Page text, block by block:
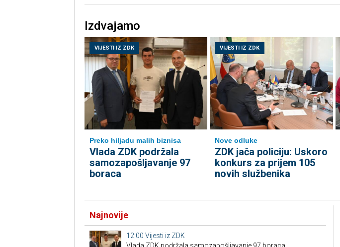
Izdvajamo
VIJESTI IZ ZDK
Preko hiljadu malih biznisa
Vlada ZDK podržala
samozapošljavanje 97
boraca
VIJESTI IZ ZDK
Nove odluke
ZDK jača policiju: Uskoro
konkurs za prijem 105
novih službenika
Najnovije
12:00 Vijesti iz ZDK